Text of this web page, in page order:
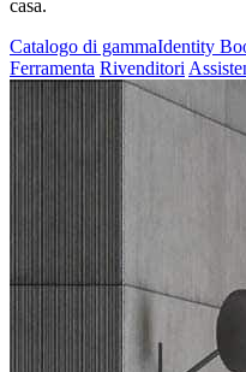
casa.
Catalogo di gammaIdentity
Ferramenta Rivenditori